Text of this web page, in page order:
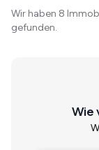
Wir haben 8
gefunden.
Wie